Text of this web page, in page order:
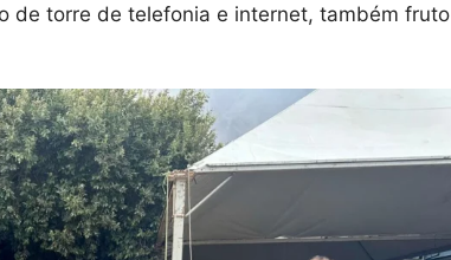
de torre de telefonia e internet, também fruto